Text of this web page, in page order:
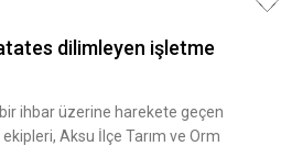
dilimleyen işletme
ihbar üzerine harekete geçen
Aksu İlçe Tarım ve Orm